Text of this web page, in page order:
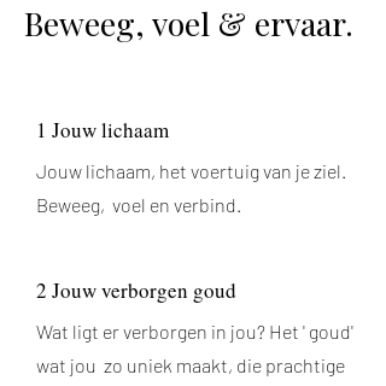
Beweeg, voel & ervaar.
1 Jouw lichaam
Jouw lichaam, het voertuig van je ziel.
Beweeg, voel en verbind.
2 Jouw verborgen goud
Wat ligt er verborgen in jou? Het ' goud'
wat jou zo uniek maakt, die prachtige